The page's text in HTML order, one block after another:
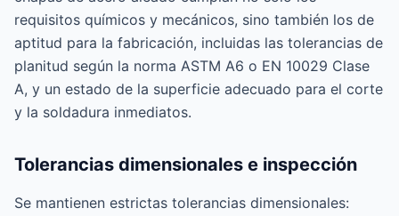
requisitos químicos y mecánicos, sino también los de
aptitud para la fabricación, incluidas las tolerancias de
planitud según la norma ASTM A6 o EN 10029 Clase
A, y un estado de la superficie adecuado para el corte
y la soldadura inmediatos.
Tolerancias dimensionales e inspección
Se mantienen estrictas tolerancias dimensionales: